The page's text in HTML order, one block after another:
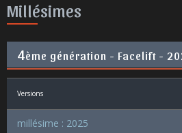
Millésimes
4ème génération - Facelift -
Versions
millésime : 2025